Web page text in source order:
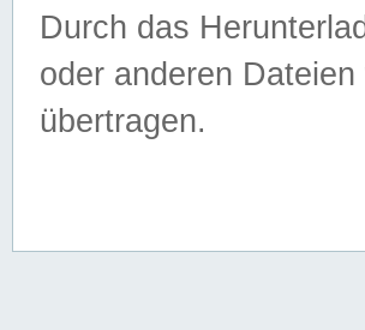
Durch das
oder anderen
übertragen.